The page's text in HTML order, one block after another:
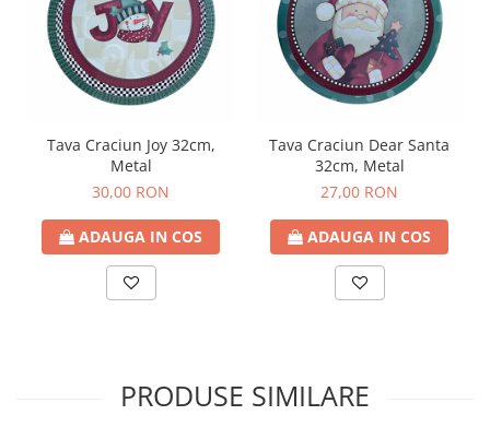
Tava Craciun Joy 32cm,
Metal
30,00 RON
ADAUGA IN COS
Tava Craciun Dear Santa
32cm, Metal
27,00 RON
ADAUGA IN COS
PRODUSE SIMILARE